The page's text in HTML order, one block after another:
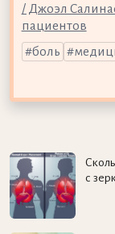
/ Джоэл
пациентов
боль
с